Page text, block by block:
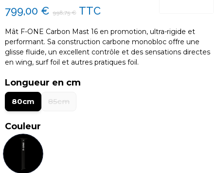
799,00 € 998,75 € TTC
Mât F-ONE Carbon Mast 16 en promotion, ultra-rigide et
performant. Sa construction carbone monobloc offre une
glisse fluide, un excellent contrôle et des sensations directes
en wing, surf foil et autres pratiques foil.
Longueur en cm
80cm 85cm
Couleur